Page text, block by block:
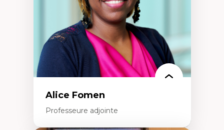
Alice Fomen
Professeure adjointe